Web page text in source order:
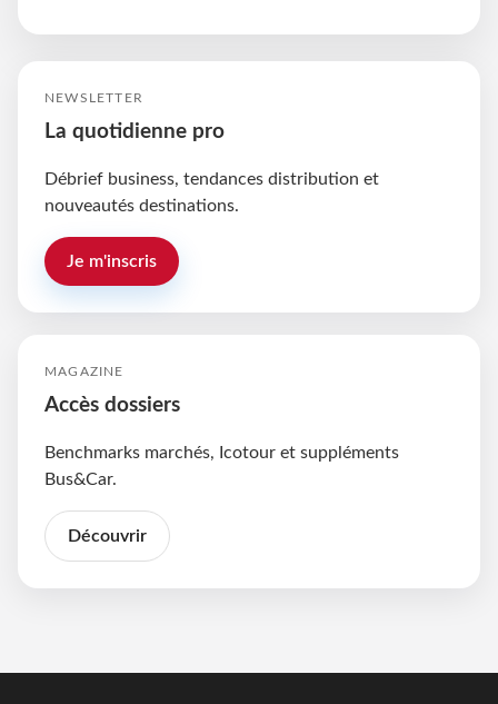
NEWSLETTER
La quotidienne pro
Débrief business, tendances distribution et
nouveautés destinations.
Je m'inscris
MAGAZINE
Accès dossiers
Benchmarks marchés, Icotour et suppléments
Bus&Car.
Découvrir